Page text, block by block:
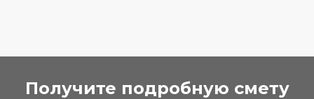
Получите подробную смету